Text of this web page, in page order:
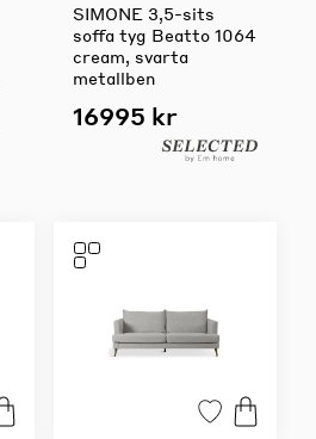
SIMONE 3,5-sits
soffa tyg Beatto 1064
cream, svarta
metallben
16995 kr